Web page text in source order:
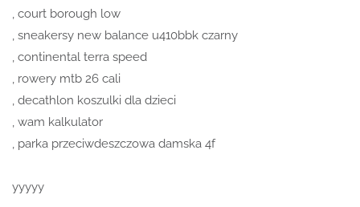
, court borough low
, sneakersy new balance u410bbk czarny
, continental terra speed
, rowery mtb 26 cali
, decathlon koszulki dla dzieci
, wam kalkulator
, parka przeciwdeszczowa damska 4f
yyyyy